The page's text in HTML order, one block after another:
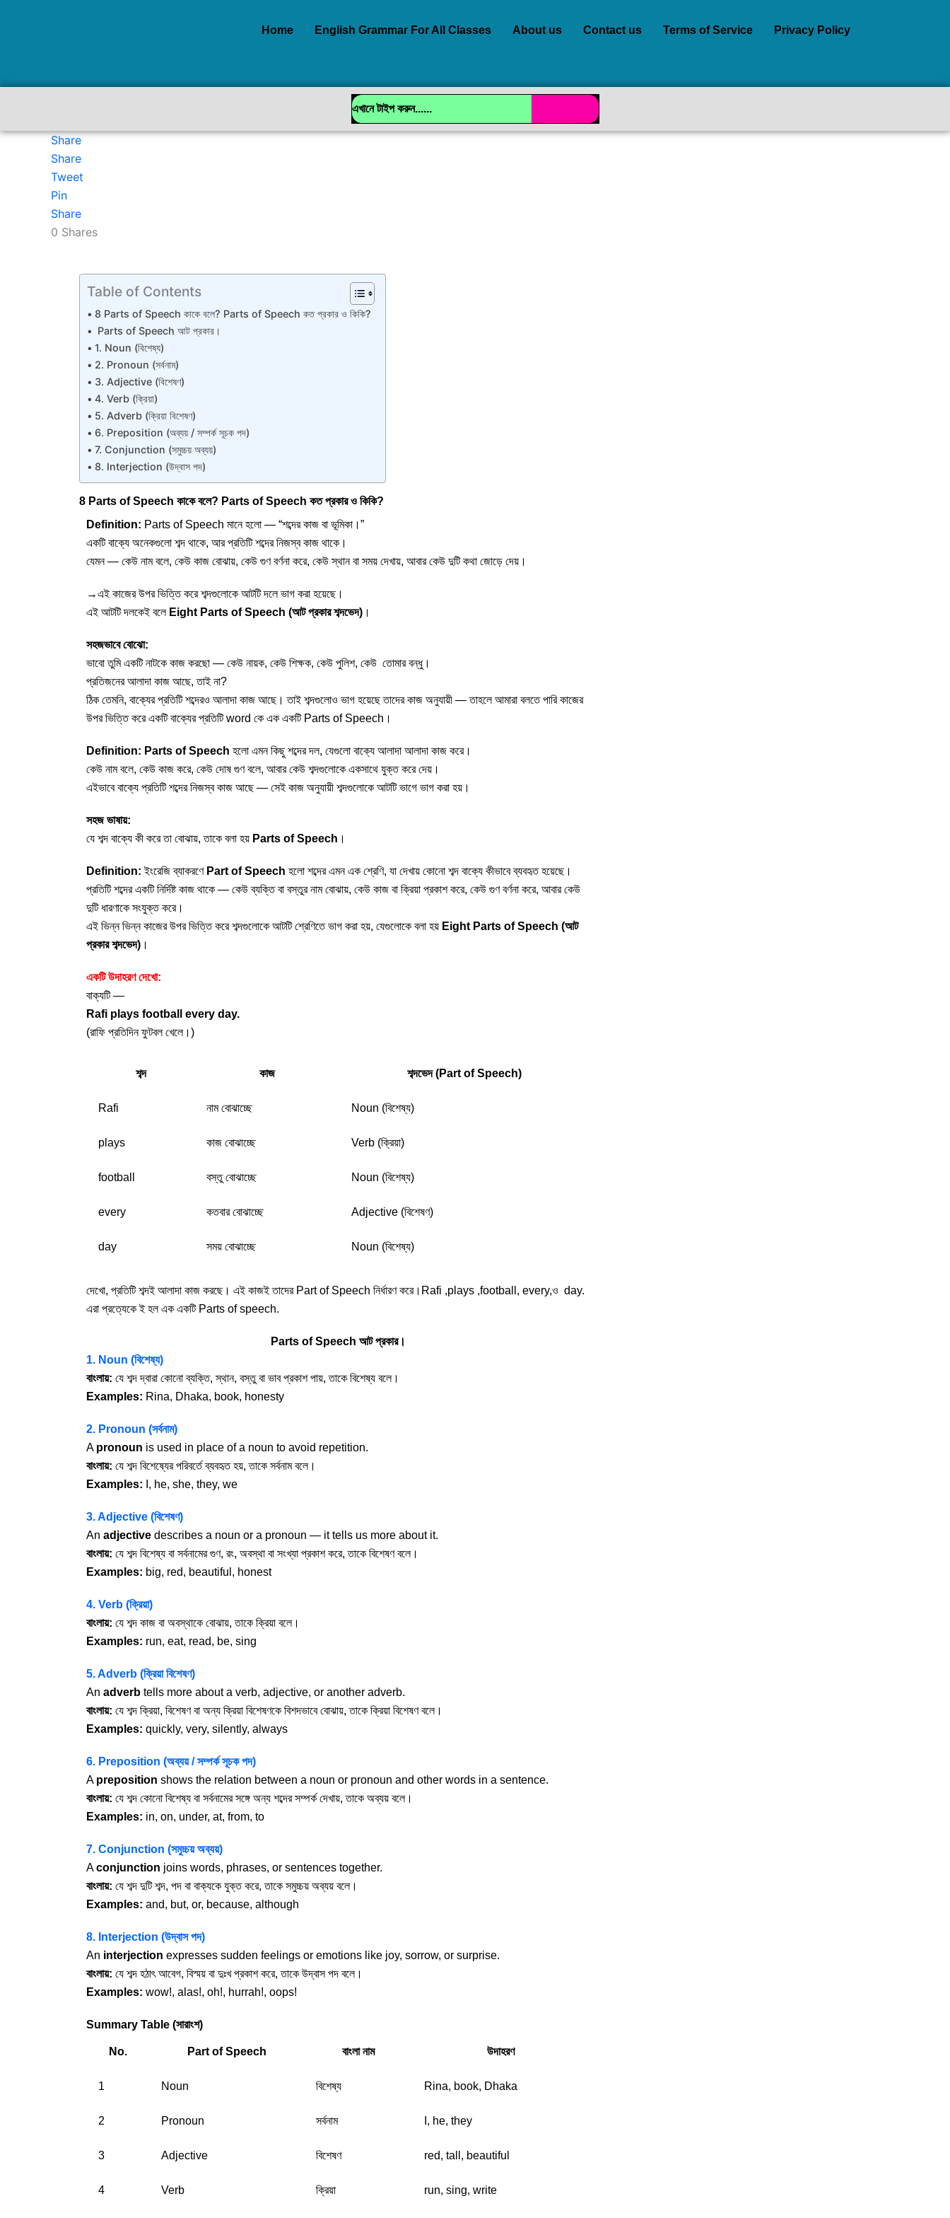
Home English Grammar For All Classes About us Contact us Terms of Service Privacy Policy
Share
Share
Tweet
Pin
Share
0 Shares
Table of Contents
8 Parts of Speech কাকে বলে? Parts of Speech কত প্রকার ও কিকি?
Parts of Speech আট প্রকার।
1. Noun (বিশেষ্য)
2. Pronoun (সর্বনাম)
3. Adjective (বিশেষণ)
4. Verb (ক্রিয়া)
5. Adverb (ক্রিয়া বিশেষণ)
6. Preposition (অব্যয় / সম্পর্ক সূচক পদ)
7. Conjunction (সমুচ্চয় অব্যয়)
8. Interjection (উদ্বাস পদ)
8 Parts of Speech কাকে বলে? Parts of Speech কত প্রকার ও কিকি?
Definition: Parts of Speech মানে হলো — “শব্দের কাজ বা ভূমিকা।”
একটি বাক্যে অনেকগুলো শব্দ থাকে, আর প্রতিটি শব্দের নিজস্ব কাজ থাকে।
যেমন — কেউ নাম বলে, কেউ কাজ বোঝায়, কেউ গুণ বর্ণনা করে, কেউ স্থান বা সময় দেখায়, আবার কেউ দুটি কথা জোড়ে দেয়।
→এই কাজের উপর ভিত্তি করে শব্দগুলোকে আটটি দলে ভাগ করা হয়েছে।
এই আটটি দলকেই বলে Eight Parts of Speech (আট প্রকার শব্দভেদ) ।
সহজভাবে বোঝো:
ভাবো তুমি একটি নাটকে কাজ করছো — কেউ নায়ক, কেউ শিক্ষক, কেউ পুলিশ, কেউ তোমার বন্ধু।
প্রতিজনের আলাদা কাজ আছে, তাই না?
ঠিক তেমনি, বাক্যের প্রতিটি শব্দেরও আলাদা কাজ আছে। তাই শব্দগুলোও ভাগ হয়েছে তাদের কাজ অনুযায়ী — তাহলে আমারা বলতে পারি কাজের
উপর ভিত্তি করে একটি বাক্যের প্রতিটি word কে এক একটি Parts of Speech।
Definition: Parts of Speech হলো এমন কিছু শব্দের দল, যেগুলো বাক্যে আলাদা আলাদা কাজ করে।
কেউ নাম বলে, কেউ কাজ করে, কেউ দোষ গুণ বলে, আবার কেউ শব্দগুলোকে একসাথে যুক্ত করে দেয়।
এইভাবে বাক্যে প্রতিটি শব্দের নিজস্ব কাজ আছে — সেই কাজ অনুযায়ী শব্দগুলোকে আটটি ভাগে ভাগ করা হয়।
সহজ ভাষায়:
যে শব্দ বাক্যে কী করে তা বোঝায়, তাকে বলা হয় Parts of Speech ।
Definition:ইংরেজি ব্যাকরণে Part of Speech হলো শব্দের এমন এক শ্রেণি, যা দেখায় কোনো শব্দ বাক্যে কীভাবে ব্যবহৃত হয়েছে।
প্রতিটি শব্দের একটি নির্দিষ্ট কাজ থাকে — কেউ ব্যক্তি বা বস্তুর নাম বোঝায়, কেউ কাজ বা ক্রিয়া প্রকাশ করে, কেউ গুণ বর্ণনা করে, আবার কেউ
দুটি ধারণাকে সংযুক্ত করে।
এই ভিন্ন ভিন্ন কাজের উপর ভিত্তি করে শব্দগুলোকে আটটি শ্রেণিতে ভাগ করা হয়, যেগুলোকে বলা হয় Eight Parts of Speech (আট
প্রকার শব্দভেদ) ।
একটি উদাহরণ দেখো:
বাক্যটি —
Rafi plays football every day.
(রাফি প্রতিদিন ফুটবল খেলে।)
শব্দ কাজ শব্দভেদ (Part of Speech)
Rafi নাম বোঝাচ্ছে Noun (বিশেষ্য)
plays কাজ বোঝাচ্ছে Verb (ক্রিয়া)
football বস্তু বোঝাচ্ছে Noun (বিশেষ্য)
every কতবার বোঝাচ্ছে Adjective (বিশেষণ)
day সময় বোঝাচ্ছে Noun (বিশেষ্য)
দেখো, প্রতিটি শব্দই আলাদা কাজ করছে। এই কাজই তাদের Part of Speech নির্ধারণ করে।Rafi ,plays ,football, every,ও day.
এরা প্রত্যেকে ই হল এক একটি Parts of speech.
Parts of Speech আট প্রকার।
1. Noun (বিশেষ্য)
বাংলায়: যে শব্দ দ্বারা কোনো ব্যক্তি, স্থান, বস্তু বা ভাব প্রকাশ পায়, তাকে বিশেষ্য বলে।
Examples: Rina, Dhaka, book, honesty
2. Pronoun (সর্বনাম)
A pronoun is used in place of a noun to avoid repetition.
বাংলায়: যে শব্দ বিশেষ্যের পরিবর্তে ব্যবহৃত হয়, তাকে সর্বনাম বলে।
Examples: I, he, she, they, we
3. Adjective (বিশেষণ)
An adjective describes a noun or a pronoun — it tells us more about it.
বাংলায়: যে শব্দ বিশেষ্য বা সর্বনামের গুণ, রং, অবস্থা বা সংখ্যা প্রকাশ করে, তাকে বিশেষণ বলে।
Examples: big, red, beautiful, honest
4. Verb (ক্রিয়া)
বাংলায়: যে শব্দ কাজ বা অবস্থাকে বোঝায়, তাকে ক্রিয়া বলে।
Examples: run, eat, read, be, sing
5. Adverb (ক্রিয়া বিশেষণ)
An adverb tells more about a verb, adjective, or another adverb.
বাংলায়: যে শব্দ ক্রিয়া, বিশেষণ বা অন্য ক্রিয়া বিশেষণকে বিশদভাবে বোঝায়, তাকে ক্রিয়া বিশেষণ বলে।
Examples: quickly, very, silently, always
6. Preposition (অব্যয় / সম্পর্ক সূচক পদ)
A preposition shows the relation between a noun or pronoun and other words in a sentence.
বাংলায়: যে শব্দ কোনো বিশেষ্য বা সর্বনামের সঙ্গে অন্য শব্দের সম্পর্ক দেখায়, তাকে অব্যয় বলে।
Examples: in, on, under, at, from, to
7. Conjunction (সমুচ্চয় অব্যয়)
Aconjunction joins words, phrases, or sentences together.
বাংলায়: যে শব্দ দুটি শব্দ, পদ বা বাক্যকে যুক্ত করে, তাকে সমুচ্চয় অব্যয় বলে।
Examples: and, but, or, because, although
8. Interjection (উদ্বাস পদ)
An interjection expresses sudden feelings or emotions like joy, sorrow, or surprise.
বাংলায়: যে শব্দ হঠাৎ আবেগ, বিস্ময় বা দুঃখ প্রকাশ করে, তাকে উদ্বাস পদ বলে।
Examples: wow!, alas!, oh!, hurrah!, oops!
Summary Table (সারাংশ)
No. Part of Speech বাংলা নাম উদাহরণ
1 Noun বিশেষ্য Rina, book, Dhaka
2 Pronoun সর্বনাম I, he, they
3 Adjective বিশেষণ red, tall, beautiful
4 Verb ক্রিয়া run, sing, write